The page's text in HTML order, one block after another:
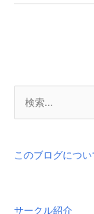
象
このブログについ
サークル紹介